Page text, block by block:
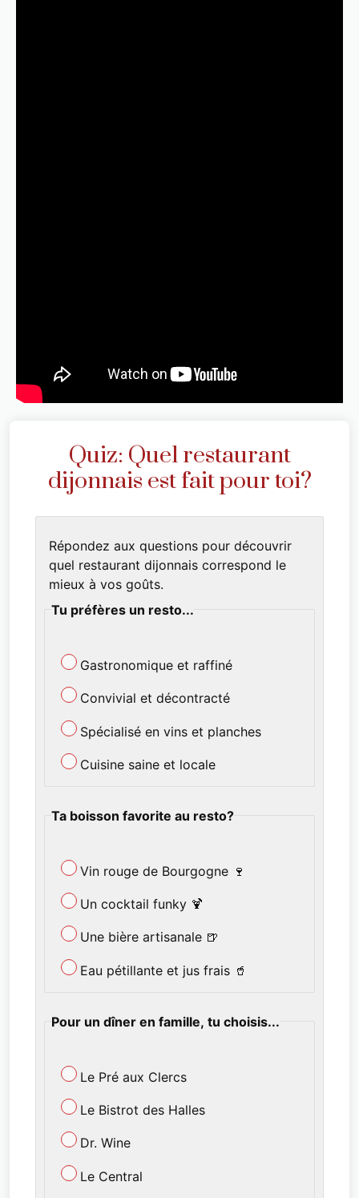
Quiz: Quel restaurant
dijonnais est fait pour toi?
Répondez aux questions pour découvrir
quel restaurant dijonnais correspond le
mieux à vos goûts.
Tu préfères un resto...
Gastronomique et raffiné
Convivial et décontracté
Spécialisé en vins et planches
Cuisine saine et locale
Ta boisson favorite au resto?
Vin rouge de Bourgogne 🍷
Un cocktail funky 🍹
Une bière artisanale 🍺
Eau pétillante et jus frais 🥤
Pour un dîner en famille, tu choisis...
Le Pré aux Clercs
Le Bistrot des Halles
Dr. Wine
Le Central